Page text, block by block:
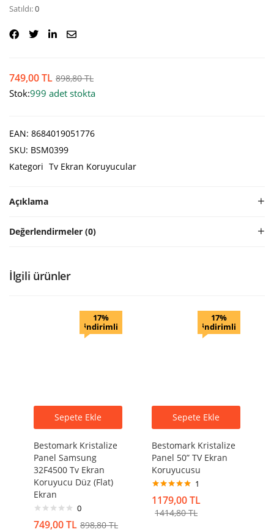
Satıldı:0
749,00TL 898,80TL
Stok:999 adet stokta
EAN: 8684019051776
SKU: BSM0399
Kategori Tv Ekran Koruyucular
Açıklama
Değerlendirmeler (0)
İlgili ürünler
17%
indirimli
Sepete Ekle
Bestomark Kristalize
Panel Samsung
32F4500 Tv Ekran
Koruyucu Düz (Flat)
Ekran
0
749,00TL 898,80TL
17%
indirimli
Sepete Ekle
Bestomark Kristalize
Panel 50” TV Ekran
Koruyucusu
5.00oy aldı
1
1179,00TL
1414,80TL